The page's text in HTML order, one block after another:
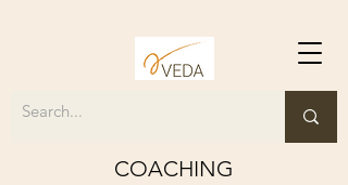
COACHING